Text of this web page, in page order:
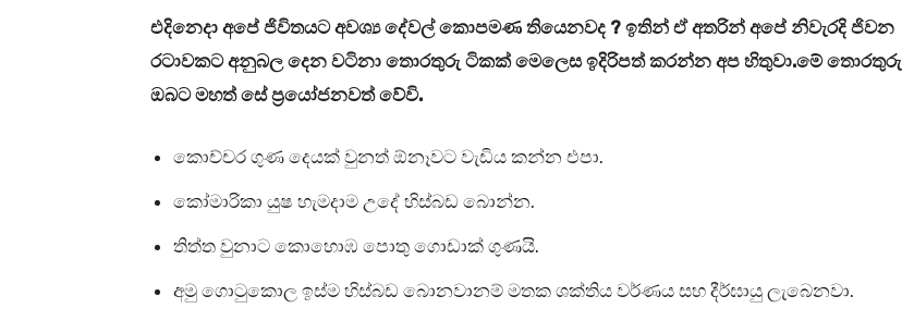
එදිනෙදා අපේ ජිවිතයට අවශ්‍ය දේවල් කොපමණ තියෙනවද ? ඉතින් ඒ අතරින් අපේ නිවැරදි ජිවන
රටාවකට අනුබල දෙන වටිනා තොරතුරු ටිකක් මෙලෙස ඉදිරිපත් කරන්න අප හිතුවා.මේ තොරතුරු
ඔබට මහත් සේ ප්‍රයෝජනවත් වේවි.
කොච්චර ගුණ දෙයක් වුනත් ඕනෑවට වැඩිය කන්න එපා.
කෝමාරිකා යුෂ හැමදාම උදේ හිස්බඩ බොන්න.
තිත්ත වුනාට කොහොඹ පොතු ගොඩාක් ගුණයි.
අමු ගොටුකොල ඉස්ම හිස්බඩ බොනවානම් මතක ශක්තිය වර්ණය සහ දීර්ඝායු ලැබෙනවා.